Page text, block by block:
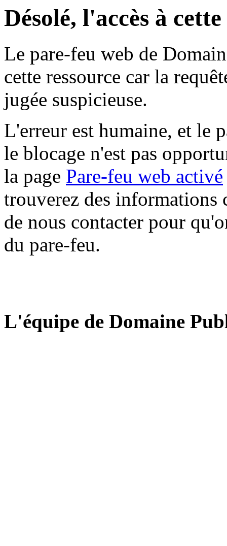
Désolé, l'accès à
Le pare-feu web de
cette ressource car la
jugée suspicieuse.
L'erreur est humaine, et le
le blocage n'est pas
la page Pare-feu web activé
trouverez des informations
de nous contacter pour
du pare-feu.
L'équipe de Domaine